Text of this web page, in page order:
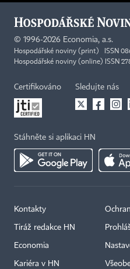
© 1996-2026 Economia, a.s.
Hospodářské noviny (print) ISSN
Hospodářské noviny (online) ISSN
Certifikováno Sledujte nás
Stáhněte si aplikaci HN
Kontakty
Tiráž redakce HN
Economia
Kariéra v HN